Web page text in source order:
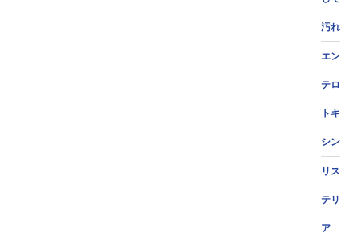
汚れ
エン
テロ
トキ
シン
リス
テリ
ア